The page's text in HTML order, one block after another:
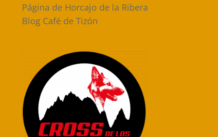
Página de Horcajo de la Ribera
Blog Café de Tizón